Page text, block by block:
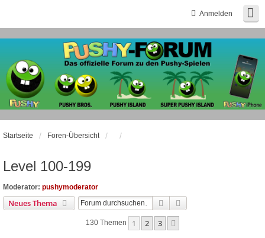
Anmelden
Startseite Foren-Übersicht
Level 100-199
Moderator: pushymoderator
Neues Thema Suche
130 Themen 1 2 3